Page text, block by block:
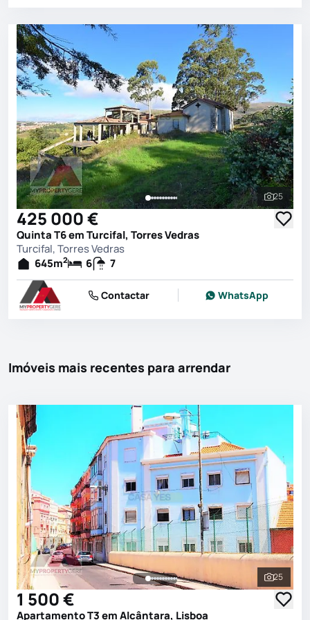
Ver
25
425 000 €
Quinta T6 em Turcifal, Torres Vedras
Turcifal, Torres Vedras
645m2 6 7
Contactar WhatsApp
Imóveis mais recentes para arrendar
Ver
25
1 500 €
Apartamento T3 em Alcântara, Lisboa